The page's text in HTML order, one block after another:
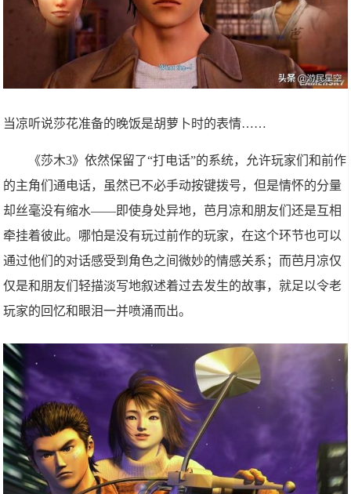
当凉听说莎花准备的晚饭是胡萝卜时的表情……
《莎木3》依然保留了“打电话”的系统，允许玩家们和前作
的主角们通电话，虽然已不必手动按键拨号，但是情怀的分量
却丝毫没有缩水——即使身处异地，芭月凉和朋友们还是互相
牵挂着彼此。哪怕是没有玩过前作的玩家，在这个环节也可以
通过他们的对话感受到角色之间微妙的情感关系；而芭月凉仅
仅是和朋友们轻描淡写地叙述着过去发生的故事，就足以令老
玩家的回忆和眼泪一并喷涌而出。